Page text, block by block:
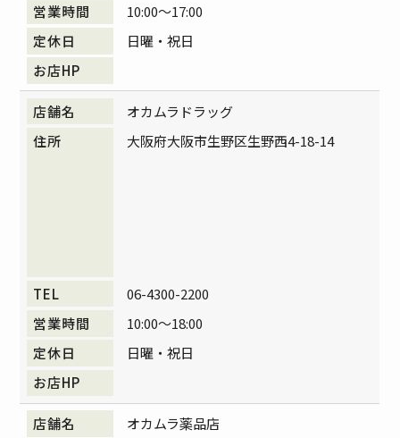
10:00～17:00
日曜・祝日
オカムラドラッグ
大阪府大阪市生野区生野西4-18-14
06-4300-2200
10:00～18:00
日曜・祝日
オカムラ薬品店